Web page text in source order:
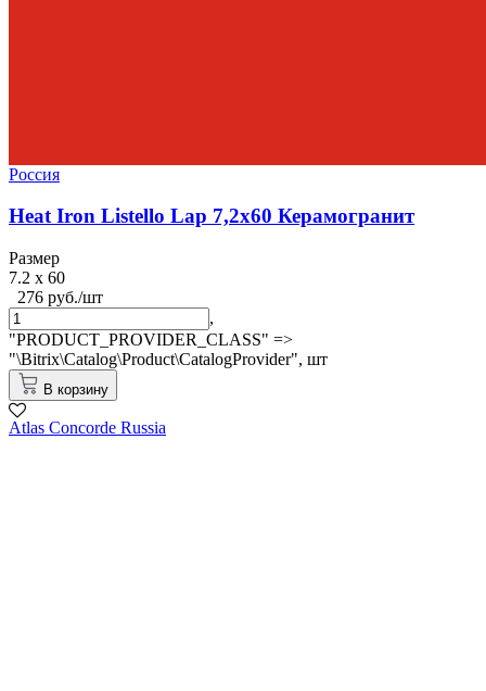
Россия
Heat Iron Listello Lap 7,2x60 Керамогранит
Размер
7.2 x 60
276 руб./шт
,
"PRODUCT_PROVIDER_CLASS" =>
"\Bitrix\Catalog\Product\CatalogProvider", шт
В корзину
Atlas Concorde Russia